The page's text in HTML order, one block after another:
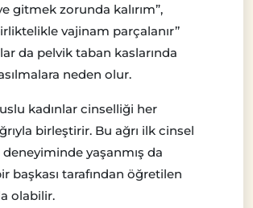
gitmek zorunda kalırım”,
vajinam parçalanır’’
da pelvik taban kaslarında
neden olur.
kadınlar cinselliği her
birleştirir. Bu ağrı ilk cinsel
yaşanmış da
başkası tarafından öğretilen
olabilir.